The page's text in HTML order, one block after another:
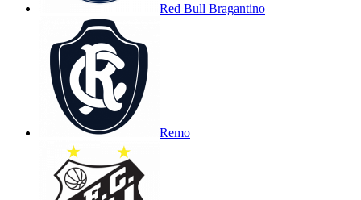
Red Bull Bragantino
Remo